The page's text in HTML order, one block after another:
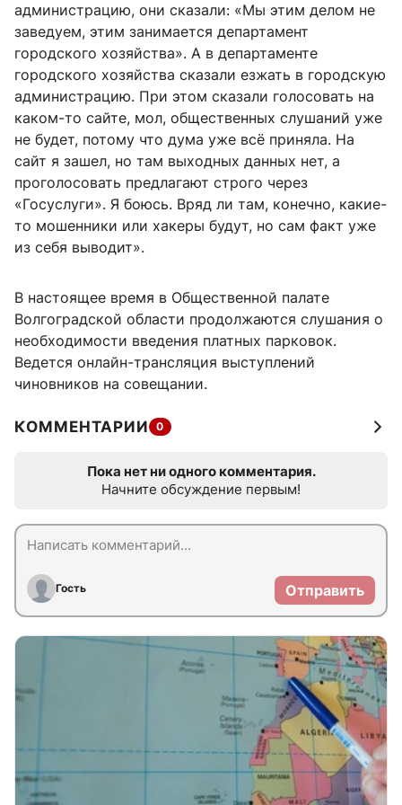
администрацию, они сказали: «Мы этим делом не
заведуем, этим занимается департамент
городского хозяйства». А в департаменте
городского хозяйства сказали езжать в городскую
администрацию. При этом сказали голосовать на
каком-то сайте, мол, общественных слушаний уже
не будет, потому что дума уже всё приняла. На
сайт я зашел, но там выходных данных нет, а
проголосовать предлагают строго через
«Госуслуги». Я боюсь. Вряд ли там, конечно, какие-
то мошенники или хакеры будут, но сам факт уже
из себя выводит».
В настоящее время в Общественной палате
Волгоградской области продолжаются слушания о
необходимости введения платных парковок.
Ведется онлайн-трансляция выступлений
чиновников на совещании.
КОММЕНТАРИИ 0
Пока нет ни одного комментария.
Начните обсуждение первым!
Гость Отправить